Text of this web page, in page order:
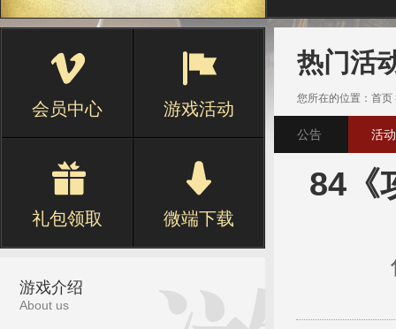
会员中心 游戏活动
礼包领取 微端下载
游戏介绍
About us
热门活
您所在的位置： 首页
公告 活动
84《